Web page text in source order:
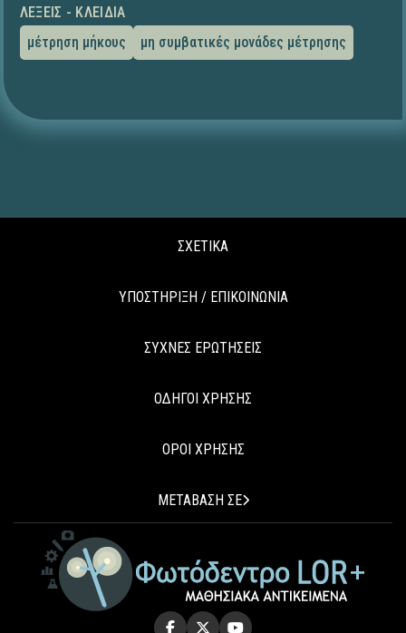
ΛΈΞΕΙΣ - ΚΛΕΙΔΙΆ
μέτρηση μήκους
μη συμβατικές μονάδες μέτρησης
ΣΧΕΤΙΚΑ
ΥΠΟΣΤΗΡΙΞΗ / ΕΠΙΚΟΙΝΩΝΙΑ
ΣΥΧΝΕΣ ΕΡΩΤΗΣΕΙΣ
ΟΔΗΓΟΙ ΧΡΗΣΗΣ
ΟΡΟΙ ΧΡΗΣΗΣ
ΜΕΤΑΒΑΣΗ ΣΕ